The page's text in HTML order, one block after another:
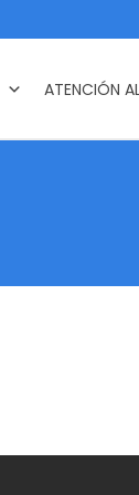
ATENCIÓN